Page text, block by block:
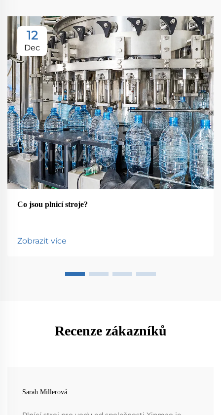
12
Dec
Co jsou plnicí stroje?
Zobrazit více
Recenze zákazníků
Sarah Millerová